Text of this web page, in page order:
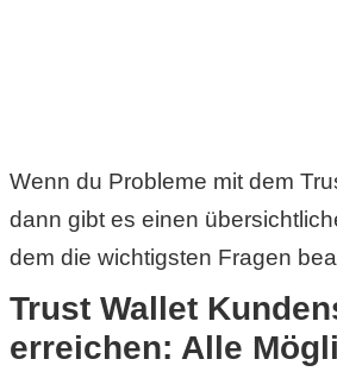
u
t
e
r
Wenn du Probleme mit dem
dann gibt es einen
dem die wichtigsten Fragen
Trust Wallet
erreichen: Alle